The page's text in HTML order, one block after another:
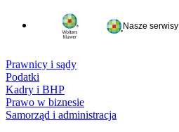
Nasze serwisy
Prawnicy i sądy
Podatki
Kadry i BHP
Prawo w biznesie
Samorząd i administracja